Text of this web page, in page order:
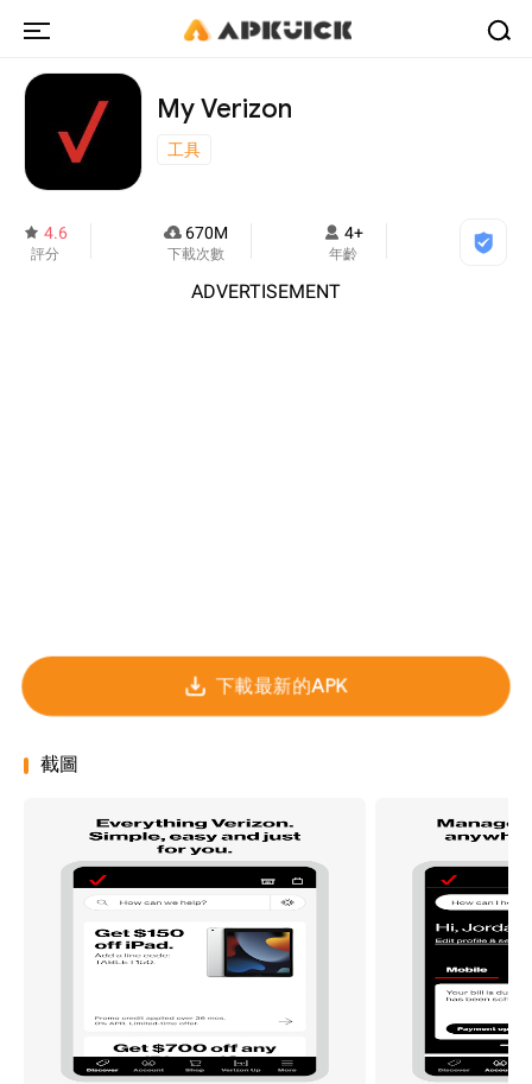
My Verizon
工具
4.6
評分
670M
下載次數
4+
年齡
ADVERTISEMENT
下載最新的APK
截圖